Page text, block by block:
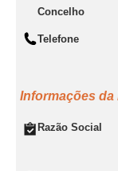
Concelho
Telefone
Informações da
Razão Social